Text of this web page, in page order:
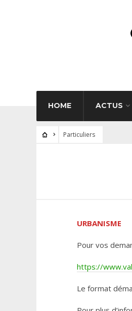
HOME ACTUS
Particuliers
URBANISME
Pour vos
https://
Le format